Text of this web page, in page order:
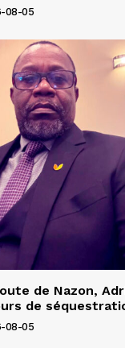
08-05
de Nazon,
de
08-05